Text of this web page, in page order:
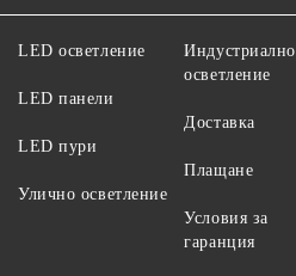
LED осветление
LED панели
LED пури
Улично осветление
Индустриално
осветление
Доставка
Плащане
Условия за
гаранция